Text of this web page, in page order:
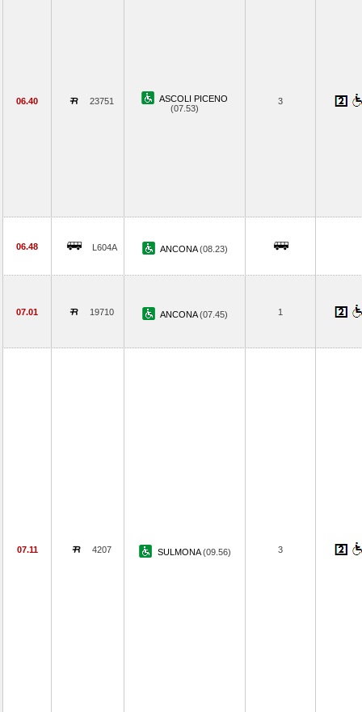
06.40 23751
ASCOLI PICENO
(07.53)
3
06.48 L604A ANCONA(08.23)
07.01 19710 ANCONA(07.45) 1
07.11 4207 SULMONA(09.56) 3